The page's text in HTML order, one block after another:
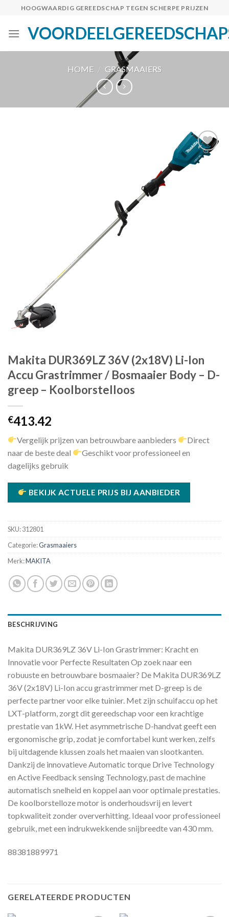
content
HOOGWAARDIG GEREEDSCHAP TEGEN SCHERPE PRIJZEN
HOME / GRASMAAIERS
Makita DUR369LZ 36V (2x18V) Li-Ion
Accu Grastrimmer / Bosmaaier Body – D-
greep – Koolborstelloos
€413.42
Vergelijk prijzen van betrouwbare aanbieders
Direct
naar de beste deal
Geschikt voor professioneel en
dagelijks gebruik
BEKIJK ACTUELE PRIJS BIJ AANBIEDER
SKU:312801
Categorie:Grasmaaiers
Merk:MAKITA
BESCHRIJVING
Makita DUR369LZ 36V Li-Ion Grastrimmer: Kracht en
Innovatie voor Perfecte Resultaten Op zoek naar een
robuuste en betrouwbare bosmaaier? De Makita DUR369LZ
36V (2x18V) Li-Ion accu grastrimmer met D-greep is de
perfecte partner voor elke tuinier. Met zijn schuifaccu op het
LXT-platform, zorgt dit gereedschap voor een krachtige
prestatie van 1kW. Het asymmetrische D-handvat geeft een
ergonomische grip, zodat je comfortabel kunt werken, zelfs
bij uitdagende klussen zoals het maaien van slootkanten.
Dankzij de innovatieve Automatic torque Drive Technology
en Active Feedback sensing Technology, past de machine
automatisch snelheid en koppel aan voor optimale prestaties.
De koolborstelloze motor is onderhoudsvrij en levert
topkwaliteit zonder oververhitting. Ideaal voor professioneel
gebruik, met een indrukwekkende snijbreedte van 430 mm.
88381889971
GERELATEERDE PRODUCTEN